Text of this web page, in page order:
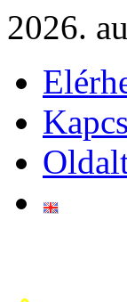
2026.